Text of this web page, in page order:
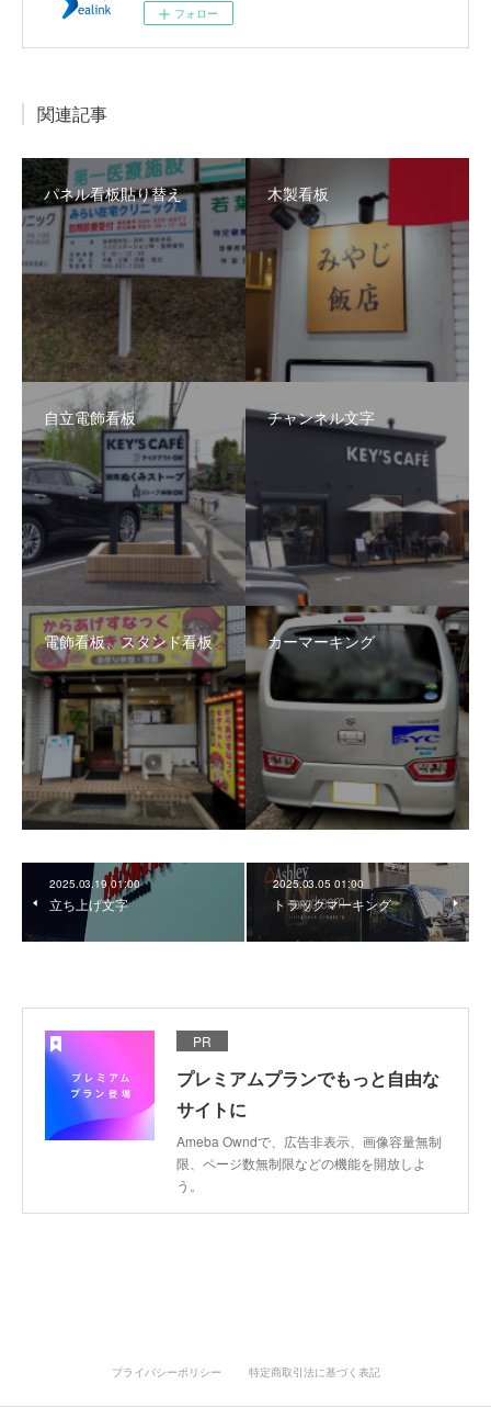
フォロー
関連記事
パネル看板貼り替え 木製看板
自立電飾看板 チャンネル文字
電飾看板、スタンド看板 カーマーキング
2025.03.19 01:00
立ち上げ文字
2025.03.05 01:00
トラックマーキング
PR
プレミアムプランでもっと自由な
サイトに
Ameba Owndで、広告非表示、画像容量無制
限、ページ数無制限などの機能を開放しよ
う。
プライバシーポリシー 特定商取引法に基づく表記